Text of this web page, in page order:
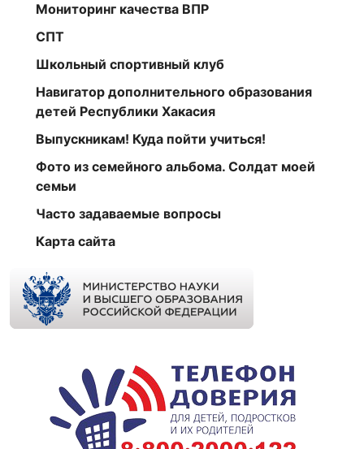
Мониторинг качества ВПР
СПТ
Школьный спортивный клуб
Навигатор дополнительного образования
детей Республики Хакасия
Выпускникам! Куда пойти учиться!
Фото из семейного альбома. Солдат моей
семьи
Часто задаваемые вопросы
Карта сайта